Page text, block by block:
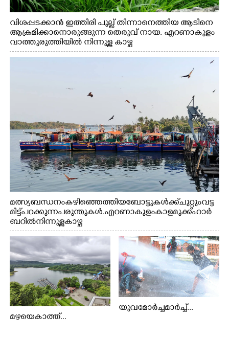
വിശപ്പടക്കാൻ ഇത്തിരി പുല്ല് തിന്നാനെത്തിയ ആടിനെ
ആക്രമിക്കാനൊരുങ്ങുന്ന തെരുവ് നായ. എറണാകുളം
വാത്തുരുത്തിയിൽ നിന്നുള്ള കാഴ്ച
മത്സ്യബന്ധനം കഴിഞ്ഞെത്തിയ ബോട്ടുകൾക്ക് ചുറ്റും വട്ട
മിട്ട് പറക്കുന്ന പരുന്തുകൾ. എറണാകുളം കാളമുക്ക് ഹാർ
ബറിൽ നിന്നുള്ള കാഴ്ച
മഴയെകാത്ത്...
യുവമോർച്ചമാർച്ച്...